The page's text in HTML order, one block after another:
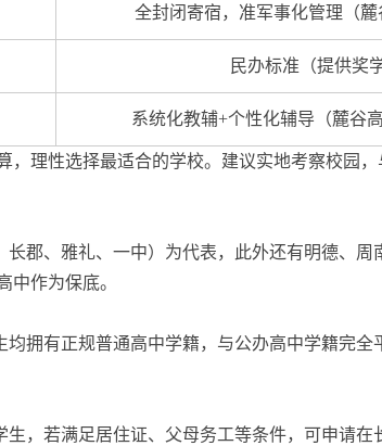
全封闭寄宿，准军事化管理（麓
民办标准（提供奖
系统化教辅+个性化辅导（麓谷
理性选择最适合的学校。建议实地考察校园，
郡、雅礼、一中）为代表，此外还有明德、
中作为保底。
拥有正规普通高中学籍，与公办高中学籍完
，若满足居住证、父母务工等条件，可申请